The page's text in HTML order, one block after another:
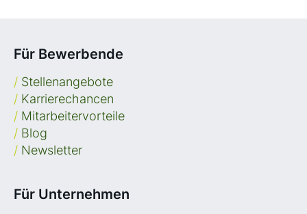
Für Bewerbende
/ Stellenangebote
/ Karrierechancen
/ Mitarbeitervorteile
/ Blog
/ Newsletter
Für Unternehmen